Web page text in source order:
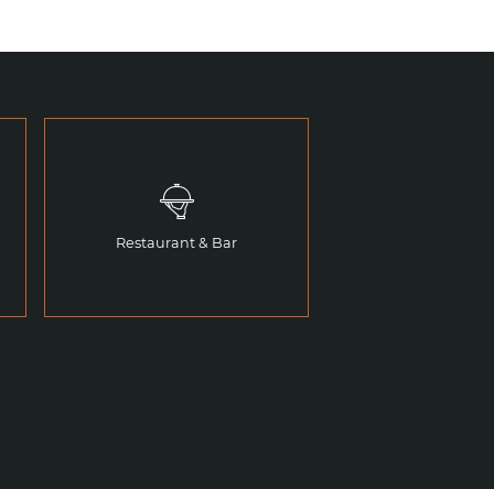
Restaurant & Bar